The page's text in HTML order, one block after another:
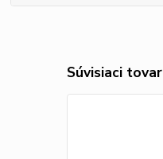
Súvisiaci tovar